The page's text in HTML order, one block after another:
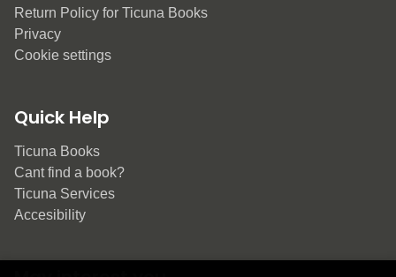
Return Policy for Ticuna Books
Privacy
Cookie settings
Quick Help
Ticuna Books
Cant find a book?
Ticuna Services
Accesibility